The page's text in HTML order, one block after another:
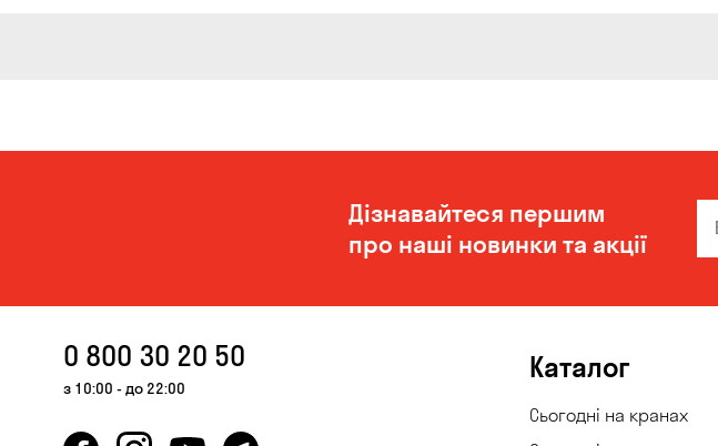
Дізнавайтеся першим
про наші новинки та акції
0 800 30 20 50
з 10:00 - до 22:00
Каталог
Сьогодні на кранах